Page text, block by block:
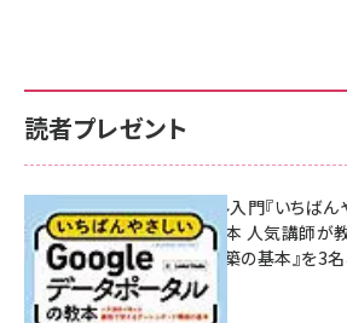
読者プレゼント
無料BIツール入門『いちば
ポータルの教本 人気講師が
シュボード構築の基本』を3
7月31日 10:00